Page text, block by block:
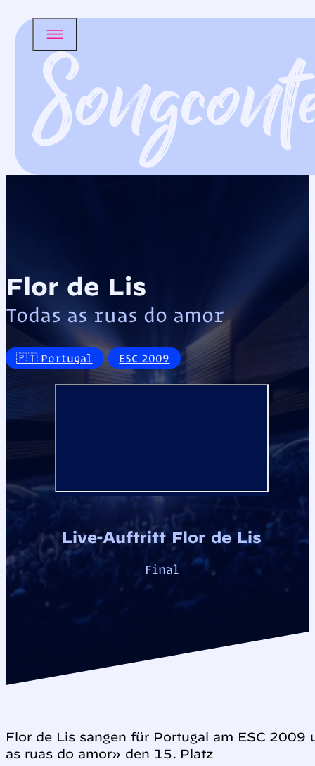
Flor de Lis
Todas as ruas do amor
🇵🇹 Portugal ESC 2009
Live-Auftritt Flor de Lis
Final
Flor de Lis sangen für Portugal am ESC 2009
as ruas do amor» den 15. Platz